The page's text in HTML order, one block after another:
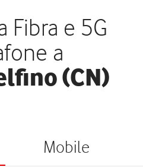
Fibra e 5G
a
(CN)
Mobile